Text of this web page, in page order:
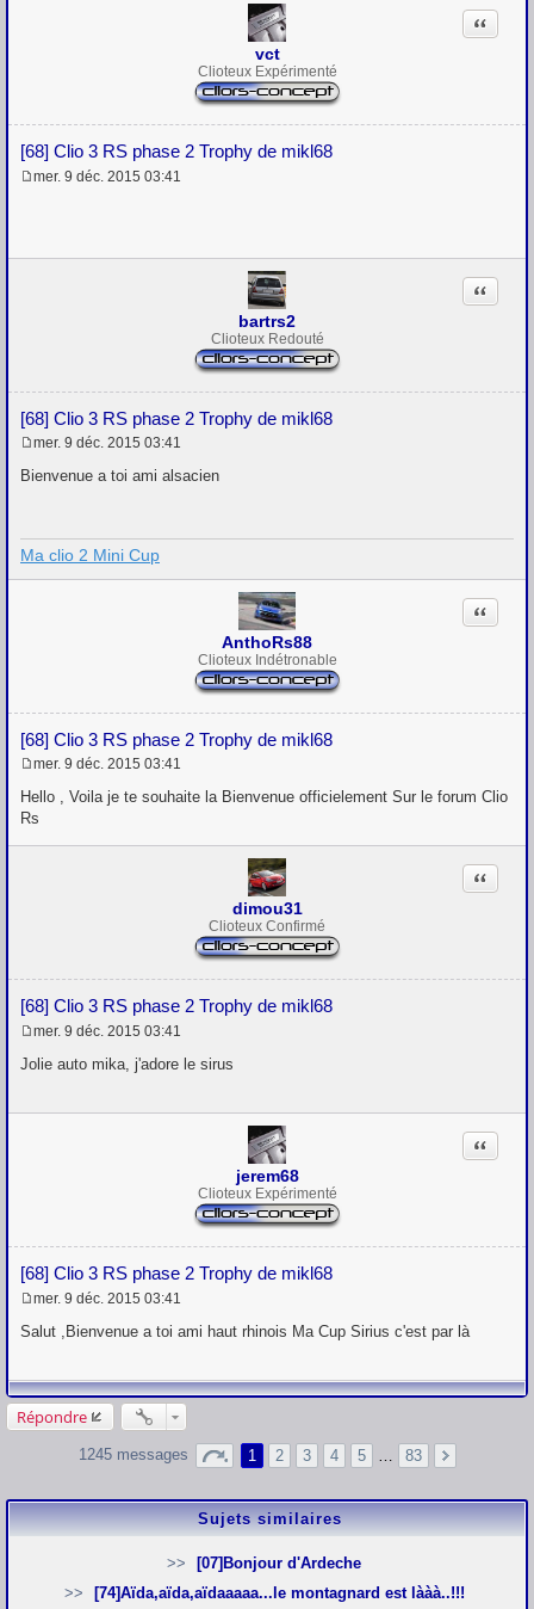
vct
Clioteux Expérimenté
[68] Clio 3 RS phase 2 Trophy de mikl68
Citation
a
mer. 9 déc. 2015 03:41
bartrs2
Clioteux Redouté
[68] Clio 3 RS phase 2 Trophy de mikl68
Citation
e
g
e
mer. 9 déc. 2015 03:41
Bienvenue a toi ami alsacien
Ma clio 2 Mini Cup
AnthoRs88
Clioteux Indétronable
[68] Clio 3 RS phase 2 Trophy de mikl68
Citation
e
s
a
mer. 9 déc. 2015 03:41
Hello , Voila je te souhaite la Bienvenue officielement Sur le forum Clio
Rs
dimou31
Clioteux Confirmé
[68] Clio 3 RS phase 2 Trophy de mikl68
Citation
e
a
mer. 9 déc. 2015 03:41
Jolie auto mika, j'adore le sirus
jerem68
Clioteux Expérimenté
[68] Clio 3 RS phase 2 Trophy de mikl68
Citation
e
a
g
e
mer. 9 déc. 2015 03:41
Salut ,Bienvenue a toi ami haut rhinois Ma Cup Sirius c'est par là
Répondre
1245 messages 1 2 3 4 5 83
Sujets similaires
[07]Bonjour d'Ardeche
[74]Aïda,aïda,aïdaaaaa...le montagnard est lààà..!!!